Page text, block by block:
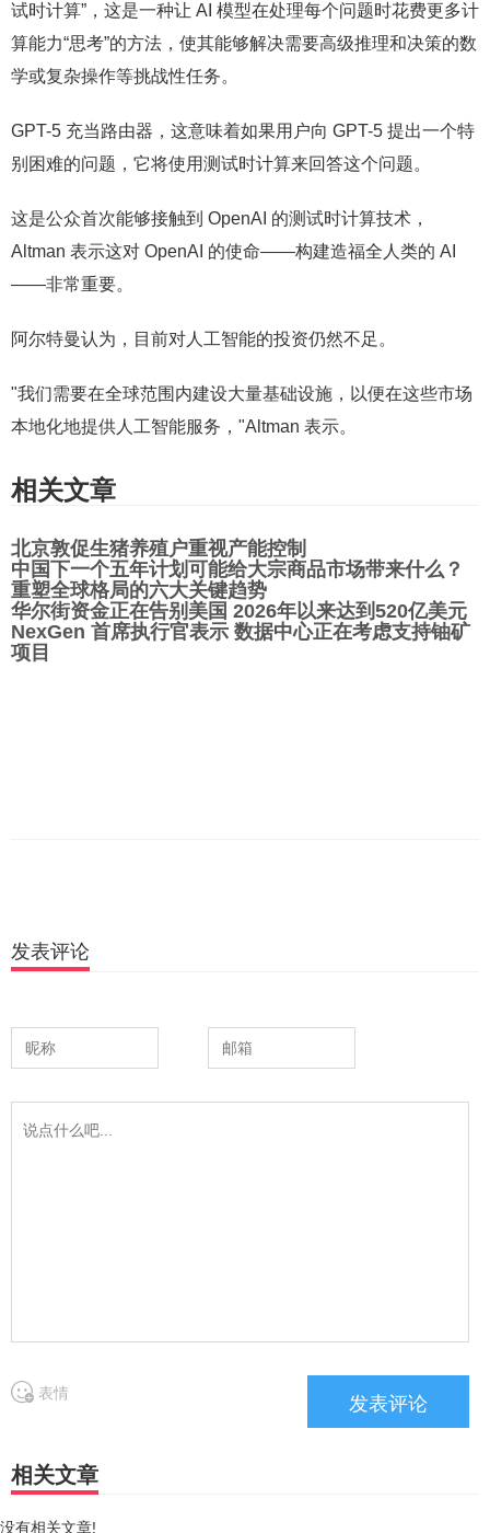
试时计算”，这是一种让 AI 模型在处理每个问题时花费更多计
算能力“思考”的方法，使其能够解决需要高级推理和决策的数
学或复杂操作等挑战性任务。
GPT-5 充当路由器，这意味着如果用户向 GPT-5 提出一个特
别困难的问题，它将使用测试时计算来回答这个问题。
这是公众首次能够接触到 OpenAI 的测试时计算技术，
Altman 表示这对 OpenAI 的使命——构建造福全人类的 AI
——非常重要。
阿尔特曼认为，目前对人工智能的投资仍然不足。
"我们需要在全球范围内建设大量基础设施，以便在这些市场
本地化地提供人工智能服务，"Altman 表示。
相关文章
北京敦促生猪养殖户重视产能控制
中国下一个五年计划可能给大宗商品市场带来什么？
重塑全球格局的六大关键趋势
华尔街资金正在告别美国 2026年以来达到520亿美元
NexGen 首席执行官表示 数据中心正在考虑支持铀矿
项目
发表评论
表情
相关文章
没有相关文章!